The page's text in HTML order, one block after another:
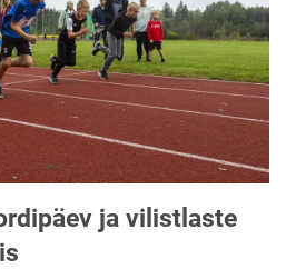
ja vilistlaste